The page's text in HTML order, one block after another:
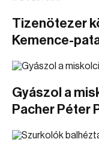
Tizenötezer
Kemence-
Gyászol a
Pacher Péter